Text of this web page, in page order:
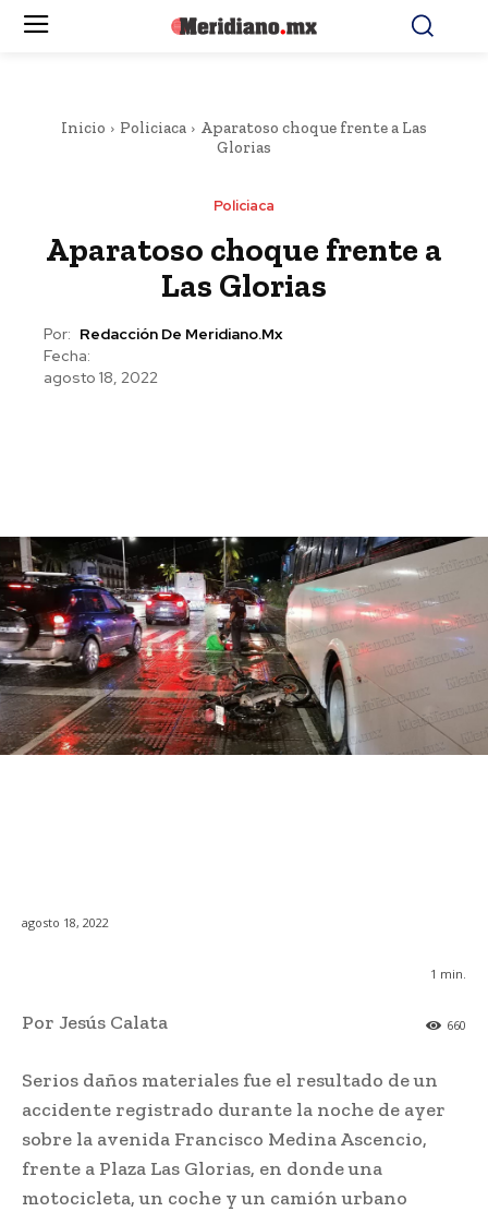
Inicio Policiaca
Aparatoso choque frente a Las
Glorias
Policiaca
Aparatoso choque frente a
Las Glorias
Por: Redacción De Meridiano.mx
Fecha:
agosto 18, 2022
agosto 18, 2022
1 min.
660
Por Jesús Calata
Serios daños materiales fue el resultado de un
accidente registrado durante la noche de ayer
sobre la avenida Francisco Medina Ascencio,
frente a Plaza Las Glorias, en donde una
motocicleta, un coche y un camión urbano